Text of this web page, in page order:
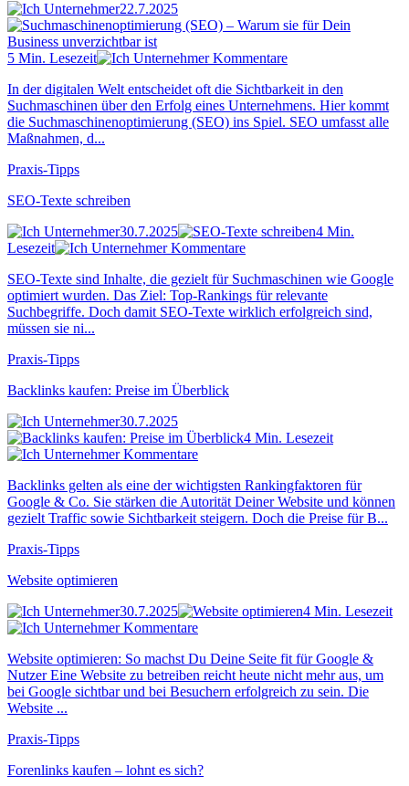
22.7.2025
5 Min. Lesezeit
Kommentare
In der digitalen Welt entscheidet oft die Sichtbarkeit in den
Suchmaschinen über den Erfolg eines Unternehmens. Hier kommt
die Suchmaschinenoptimierung (SEO) ins Spiel. SEO umfasst alle
Maßnahmen, d...
Praxis-Tipps
SEO-Texte schreiben
30.7.2025
4 Min.
Lesezeit
Kommentare
SEO-Texte sind Inhalte, die gezielt für Suchmaschinen wie Google
optimiert wurden. Das Ziel: Top-Rankings für relevante
Suchbegriffe. Doch damit SEO-Texte wirklich erfolgreich sind,
müssen sie ni...
Praxis-Tipps
Backlinks kaufen: Preise im Überblick
30.7.2025
4 Min. Lesezeit
Kommentare
Backlinks gelten als eine der wichtigsten Rankingfaktoren für
Google & Co. Sie stärken die Autorität Deiner Website und können
gezielt Traffic sowie Sichtbarkeit steigern. Doch die Preise für B...
Praxis-Tipps
Website optimieren
30.7.2025
4 Min. Lesezeit
Kommentare
Website optimieren: So machst Du Deine Seite fit für Google &
Nutzer Eine Website zu betreiben reicht heute nicht mehr aus, um
bei Google sichtbar und bei Besuchern erfolgreich zu sein. Die
Website ...
Praxis-Tipps
Forenlinks kaufen – lohnt es sich?